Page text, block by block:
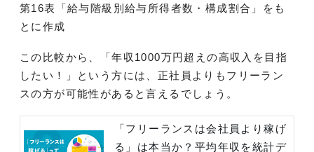
第16表「給与階級別給与所得者数・構成割合」をも
とに作成
この比較から、「年収1000万円超えの高収入を目指
したい！」という方には、正社員よりもフリーラン
スの方が可能性があると言えるでしょう。
「フリーランスは会社員より稼げ
る」は本当か？平均年収を統計デ